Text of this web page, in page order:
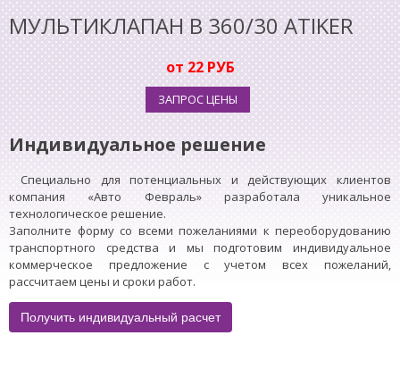
МУЛЬТИКЛАПАН B 360/30 ATIKER
от 22 РУБ
ЗАПРОС ЦЕНЫ
Индивидуальное решение
Специально для потенциальных и действующих клиентов
компания «Авто Февраль» разработала уникальное
технологическое решение.
Заполните форму со всеми пожеланиями к переоборудованию
транспортного средства и мы подготовим индивидуальное
коммерческое предложение с учетом всех пожеланий,
рассчитаем цены и сроки работ.
Получить индивидуальный расчет